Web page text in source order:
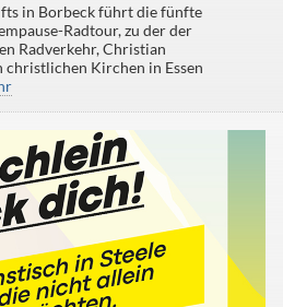
in Borbeck führt die fünfte
Radtour, zu der der
Radverkehr, Christian
christlichen Kirchen in Essen